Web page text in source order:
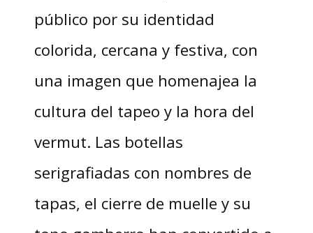
público por su identidad
colorida, cercana y festiva, con
una imagen que homenajea la
cultura del tapeo y la hora del
vermut. Las botellas
serigrafiadas con nombres de
tapas, el cierre de muelle y su